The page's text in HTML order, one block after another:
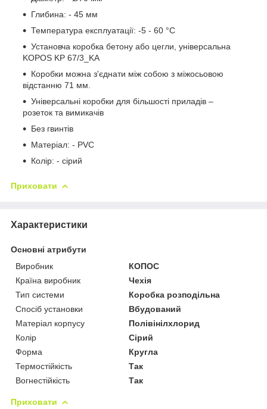
Глибина: - 45 мм
Температура експлуатації: -5 - 60 °C
Установча коробка бетону або цегли, універсальна
KOPOS KP 67/3_KA
Коробки можна з'єднати між собою з міжосьовою
відстанню 71 мм.
Універсальні коробки для більшості приладів –
розеток та вимикачів
Без гвинтів
Матеріал: - PVC
Колір: - сірий
Приховати
Характеристики
Основні атрибути
Виробник
КОПОС
Країна виробник
Чехія
Тип системи
Коробка розподільна
Спосіб установки
Вбудований
Матеріал корпусу
Полівінілхлорид
Колір
Сірий
Форма
Кругла
Термостійкість
Так
Вогнестійкість
Так
Приховати